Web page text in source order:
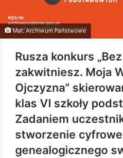
Mat. Archiwum Państwowe
Rusza konkurs
zakwitniesz. Moja
Ojczyzna”
klas VI szkoły
Zadaniem
stworzenie
genealogicznego